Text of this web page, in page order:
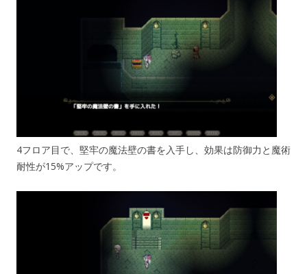
4フロア目で、堅牢の魔法壁の書を入手し、効果は防御力と魔術
耐性が15%アップです。